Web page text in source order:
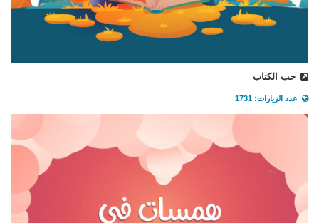
حب الكتاب
عدد الزيارات: 1731